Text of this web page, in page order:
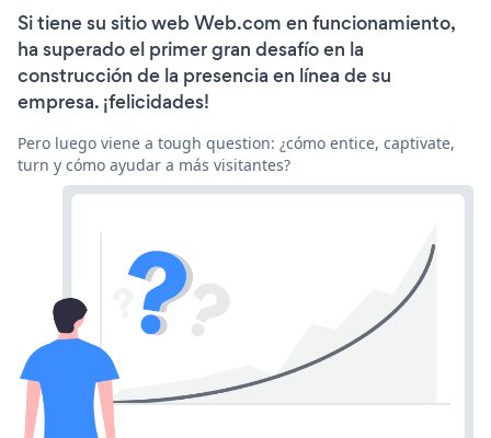
Si tiene su sitio web Web.com en funcionamiento,
ha superado el primer gran desafío en la
construcción de la presencia en línea de su
empresa. ¡felicidades!
Pero luego viene a tough question: ¿cómo entice, captivate,
turn y cómo ayudar a más visitantes?